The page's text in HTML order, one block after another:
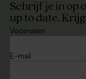
Schrijf je in op
up to date.
Voornaam
E-mail